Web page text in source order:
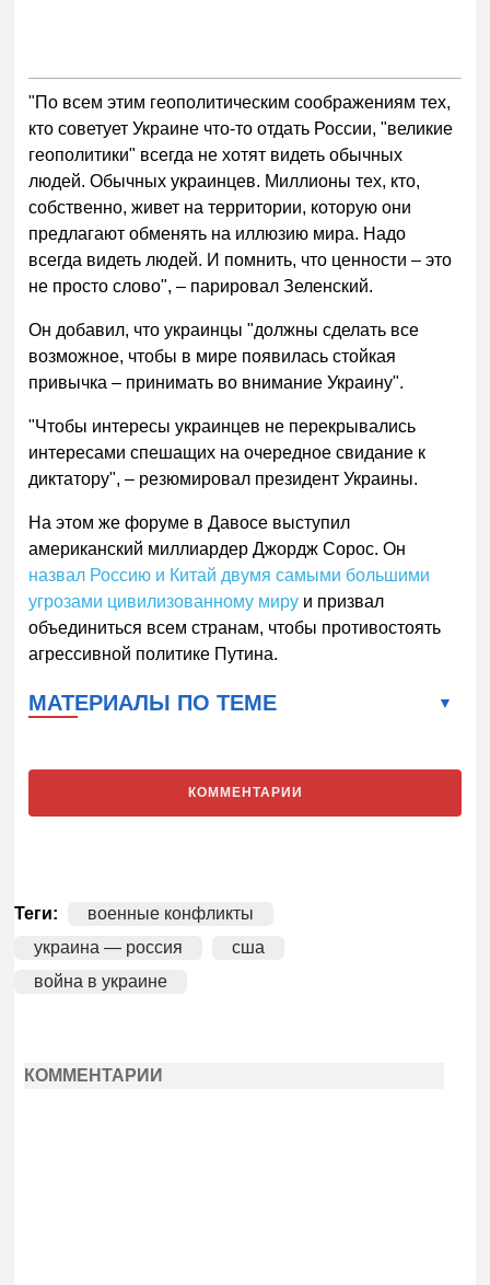
"По всем этим геополитическим соображениям тех,
кто советует Украине что-то отдать России, "великие
геополитики" всегда не хотят видеть обычных
людей. Обычных украинцев. Миллионы тех, кто,
собственно, живет на территории, которую они
предлагают обменять на иллюзию мира. Надо
всегда видеть людей. И помнить, что ценности – это
не просто слово", – парировал Зеленский.
Он добавил, что украинцы "должны сделать все
возможное, чтобы в мире появилась стойкая
привычка – принимать во внимание Украину".
"Чтобы интересы украинцев не перекрывались
интересами спешащих на очередное свидание к
диктатору", – резюмировал президент Украины.
На этом же форуме в Давосе выступил
американский миллиардер Джордж Сорос. Он
назвал Россию и Китай двумя самыми большими
угрозами цивилизованному миру и призвал
объединиться всем странам, чтобы противостоять
агрессивной политике Путина.
МАТЕРИАЛЫ ПО ТЕМЕ
КОММЕНТАРИИ
Теги:
военные конфликты
украина — россия
сша
война в украине
КОММЕНТАРИИ